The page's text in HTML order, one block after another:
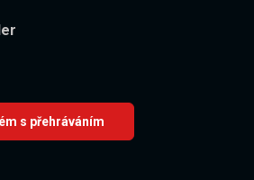
s přehráváním